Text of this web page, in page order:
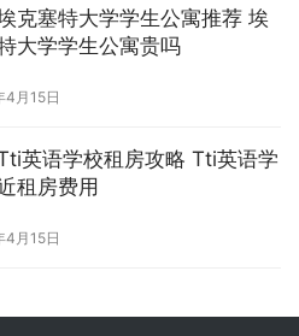
克塞特大学学生公寓推荐 埃
大学学生公寓贵吗
4月15日
英语学校租房攻略 Tti英语学
租房费用
4月15日